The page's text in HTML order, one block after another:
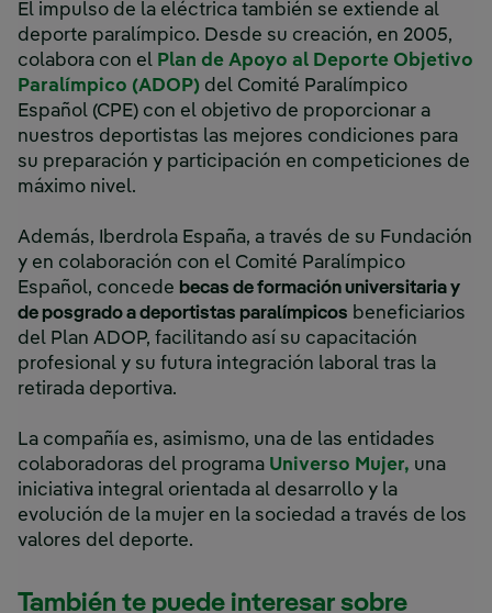
El impulso de la eléctrica también se extiende al
deporte paralímpico. Desde su creación, en 2005,
colabora con el Plan de Apoyo al Deporte Objetivo
Paralímpico (ADOP) del Comité Paralímpico
Español (CPE) con el objetivo de proporcionar a
nuestros deportistas las mejores condiciones para
su preparación y participación en competiciones de
máximo nivel.
Además, Iberdrola España, a través de su Fundación
y en colaboración con el Comité Paralímpico
Español, concede becas de formación universitaria y
de posgrado a deportistas paralímpicos beneficiarios
del Plan ADOP, facilitando así su capacitación
profesional y su futura integración laboral tras la
retirada deportiva.
La compañía es, asimismo, una de las entidades
colaboradoras del programa Universo Mujer, una
iniciativa integral orientada al desarrollo y la
evolución de la mujer en la sociedad a través de los
valores del deporte.
También te puede interesar sobre